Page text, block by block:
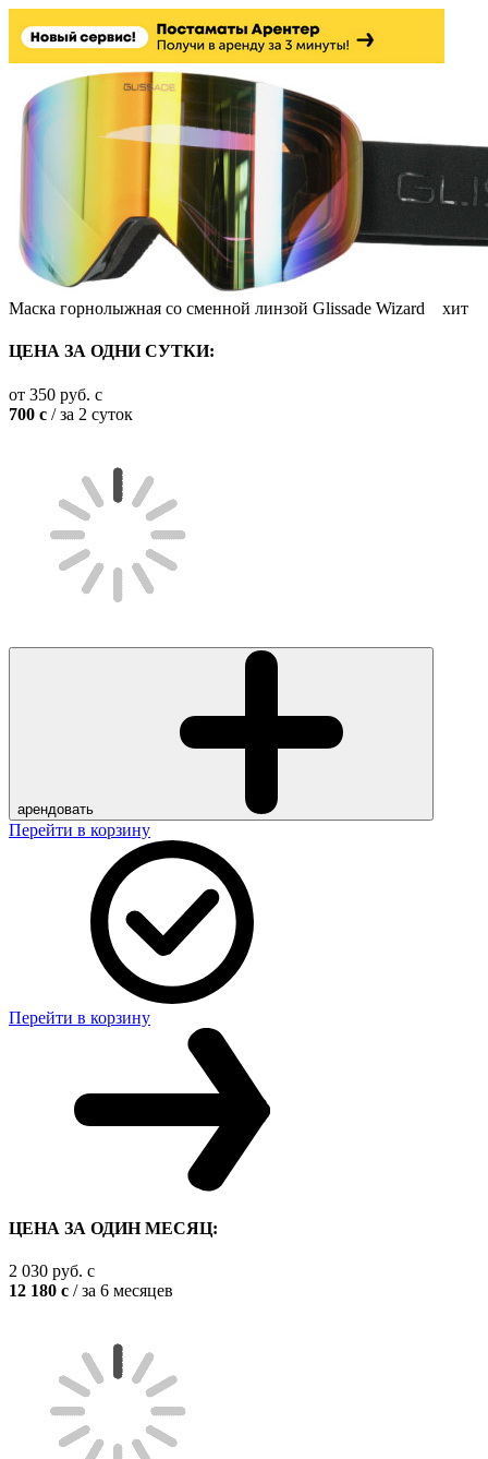
Маска горнолыжная со сменной линзой Glissade Wizard хит
ЦЕНА ЗА ОДНИ СУТКИ:
от 350 руб. c
700 c / за 2 суток
арендовать
Перейти в корзину
Перейти в корзину
ЦЕНА ЗА ОДИН МЕСЯЦ:
2 030 руб. c
12 180 c / за 6 месяцев